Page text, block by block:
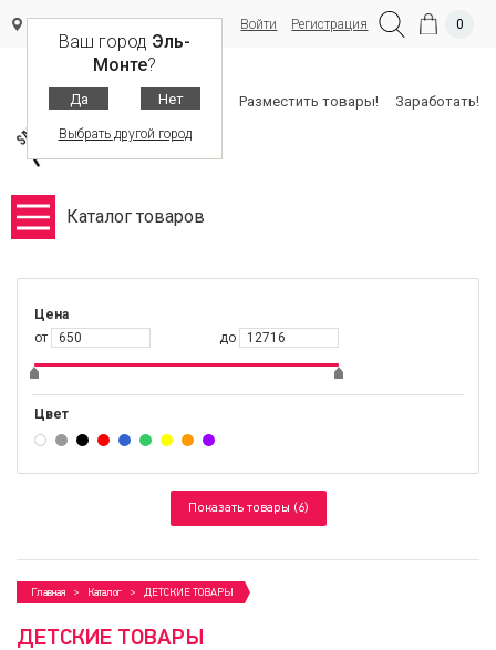
Ваш город Эль-
Монте?
Да Нет
Выбрать другой город
Войти Регистрация 0
Разместить товары! Заработать!
Каталог товаров
Цена
от
до
Цвет
Показать товары (6)
Главная Каталог ДЕТСКИЕ ТОВАРЫ
ДЕТСКИЕ ТОВАРЫ